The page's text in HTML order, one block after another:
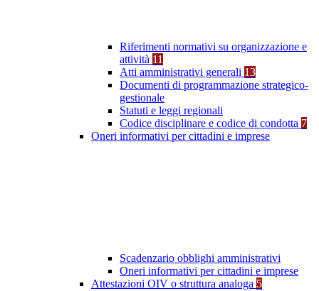
Riferimenti normativi su organizzazione e
attività 11
Atti amministrativi generali 13
Documenti di programmazione strategico-
gestionale
Statuti e leggi regionali
Codice disciplinare e codice di condotta 7
Oneri informativi per cittadini e imprese
Scadenzario obblighi amministrativi
Oneri informativi per cittadini e imprese
Attestazioni OIV o struttura analoga 5